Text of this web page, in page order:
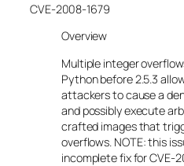
CVE-2008-1679
Overview
Multiple integer
Python before 2.5.3
attackers to cause a
and possibly execute
crafted images that
overflows. NOTE: this
incomplete fix for CVE-